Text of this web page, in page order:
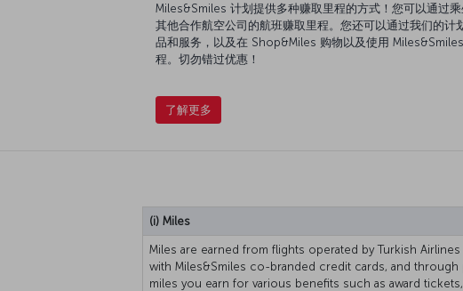
Miles&Smiles 计划提供多种赚取里程的方式！您可以通过
其他合作航空公司的航班赚取里程。您还可以通过我们的计
品和服务，以及在 Shop&Miles 购物以及使用
程。切勿错过优惠！
了解更多
(i) Miles
Miles are earned from flights operated by Turkish
with Miles&Smiles co-branded credit cards, and through
miles you earn for various benefits such as award